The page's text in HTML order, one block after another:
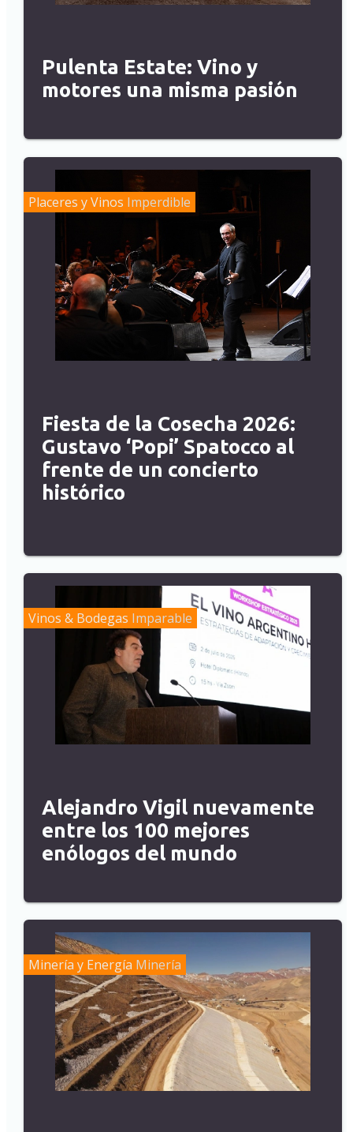
Pulenta Estate: Vino y
motores una misma pasión
Placeres y Vinos Imperdible
Fiesta de la Cosecha 2026:
Gustavo ‘Popi’ Spatocco al
frente de un concierto
histórico
Vinos & Bodegas Imparable
Alejandro Vigil nuevamente
entre los 100 mejores
enólogos del mundo
Minería y Energía Minería